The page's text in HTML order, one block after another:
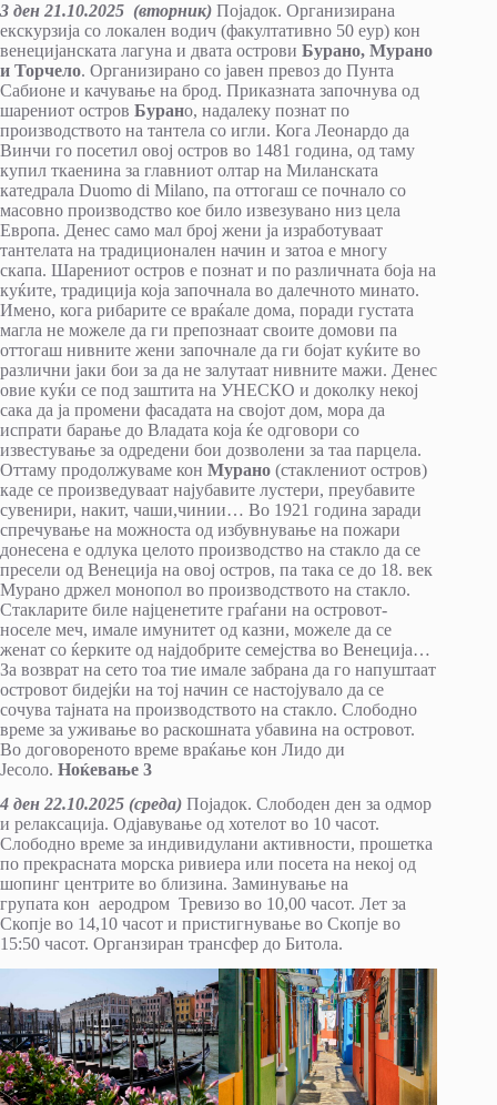
3 ден 21.10.2025 (вторник) Појадок. Организирана
екскурзија со локален водич (факултативно 50 еур) кон
венецијанската лагуна и двата острови Бурано, Мурано
и Торчело. Организирано со јавен превоз до Пунта
Сабионе и качување на брод. Приказната започнува од
шарениот остров Бурано, надалеку познат по
производството на тантела со игли. Кога Леонардо да
Винчи го посетил овој остров во 1481 година, од таму
купил ткаенина за главниот олтар на Миланската
катедрала Duomo di Milano, па оттогаш се почнало со
масовно производство кое било извезувано низ цела
Европа. Денес само мал број жени ја изработуваат
тантелата на традиционален начин и затоа е многу
скапа. Шарениот остров е познат и по различната боја на
куќите, традиција која започнала во далечното минато.
Имено, кога рибарите се враќале дома, поради густата
магла не можеле да ги препознаат своите домови па
оттогаш нивните жени започнале да ги бојат куќите во
различни јаки бои за да не залутаат нивните мажи. Денес
овие куќи се под заштита на УНЕСКО и доколку некој
сака да ја промени фасадата на својот дом, мора да
испрати барање до Владата која ќе одговори со
известување за одредени бои дозволени за таа парцела.
Оттаму продолжуваме кон Мурано (стаклениот остров)
каде се произведуваат најубавите лустери, преубавите
сувенири, накит, чаши,чинии… Во 1921 година заради
спречување на можноста од избувнување на пожари
донесена е одлука целото производство на стакло да се
пресели од Венеција на овој остров, па така се до 18. век
Мурано држел монопол во производството на стакло.
Стакларите биле најценетите граѓани на островот-
носеле меч, имале имунитет од казни, можеле да се
женат со ќерките од најдобрите семејства во Венеција…
За возврат на сето тоа тие имале забрана да го напуштаат
островот бидејќи на тој начин се настојувало да се
сочува тајната на производството на стакло. Слободно
време за уживање во раскошната убавина на островот.
Во договореното време враќање кон Лидо ди
Јесоло. Ноќевање 3
4 ден 22.10.2025 (среда) Појадок. Слободен ден за одмор
и релаксација. Одјавување од хотелот во 10 часот.
Слободно време за индивидулани активности, прошетка
по прекрасната морска ривиера или посета на некој од
шопинг центрите во близина. Заминување на
групата кон аеродром Тревизо во 10,00 часот. Лет за
Скопје во 14,10 часот и пристигнување во Скопје во
15:50 часот. Органзиран трансфер до Битола.